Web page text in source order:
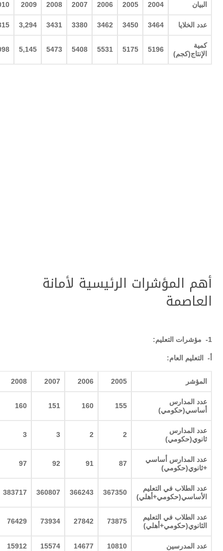
البيان 2004
2005
2006
2007
2008
2009
عدد الخلايا 3464
3450
3462
3380
3431
3,294
كمية
الإنتاج(كجم)
5196
5175
5531
5408
5473
5,145
أهم المؤشرات الرئيسية لأمانة
العاصمة
1- مؤشرات التعليم:
أ‌- التعليم العام:
المؤشر 2005
2006
2007
2008
عدد المدارس
أساسي(حكومي)
155
160
151
160
عدد المدارس
ثانوي(حكومي)
2
2
3
3
عدد المدارس أساسي
+ثانوي(حكومي)
87
91
92
97
عدد الطلاب في التعليم
الأساسي(حكومي+أهلي)
367350
366243
360807
383717
عدد الطلاب في التعليم
الثانوي(حكومي+أهلي)
73875
27842
73934
76429
عدد المدرسين 10810
14677
15574
15912